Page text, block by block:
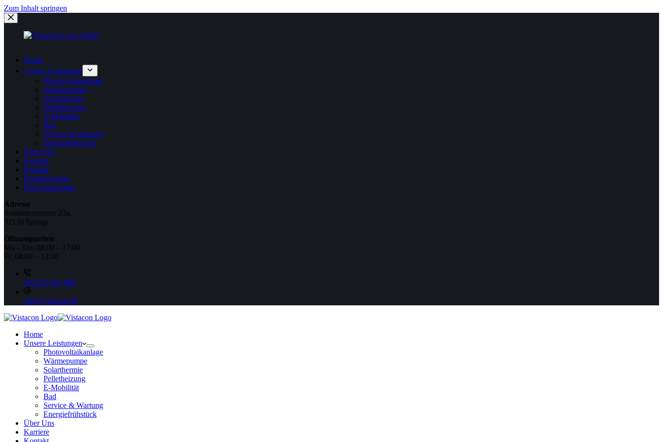
Zum Inhalt springen
Home
Unsere Leistungen
Photovoltaikanlage
Wärmepumpe
Solarthermie
Pelletheizung
E-Mobilität
Bad
Service & Wartung
Energiefrühstück
Über Uns
Karriere
Kontakt
Energiewende
Downloadcenter
Adresse
Industriezentrum 23a,
32139 Spenge
Öffnungszeiten
Mo – Do: 08:00 – 17:00
Fr: 08:00 – 13:30
(05225) 863 880
info@vistacon.de
Home
Unsere Leistungen
Photovoltaikanlage
Wärmepumpe
Solarthermie
Pelletheizung
E-Mobilität
Bad
Service & Wartung
Energiefrühstück
Über Uns
Karriere